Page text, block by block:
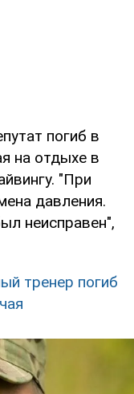
погиб в
на отдыхе в
"При
давления.
неисправен",
тренер погиб